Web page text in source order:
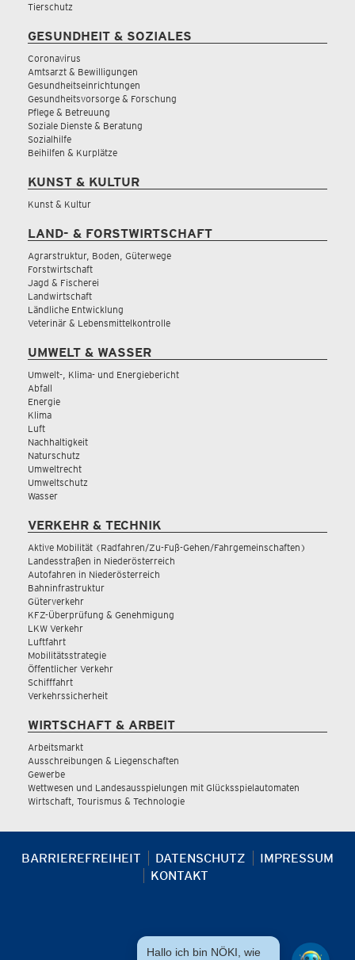
Tierschutz
GESUNDHEIT & SOZIALES
Coronavirus
Amtsarzt & Bewilligungen
Gesundheitseinrichtungen
Gesundheitsvorsorge & Forschung
Pflege & Betreuung
Soziale Dienste & Beratung
Sozialhilfe
Beihilfen & Kurplätze
KUNST & KULTUR
Kunst & Kultur
LAND- & FORSTWIRTSCHAFT
Agrarstruktur, Boden, Güterwege
Forstwirtschaft
Jagd & Fischerei
Landwirtschaft
Ländliche Entwicklung
Veterinär & Lebensmittelkontrolle
UMWELT & WASSER
Umwelt-, Klima- und Energiebericht
Abfall
Energie
Klima
Luft
Nachhaltigkeit
Naturschutz
Umweltrecht
Umweltschutz
Wasser
VERKEHR & TECHNIK
Aktive Mobilität (Radfahren/Zu-Fuß-Gehen/Fahrgemeinschaften)
Landesstraßen in Niederösterreich
Autofahren in Niederösterreich
Bahninfrastruktur
Güterverkehr
KFZ-Überprüfung & Genehmigung
LKW Verkehr
Luftfahrt
Mobilitätsstrategie
Öffentlicher Verkehr
Schifffahrt
Verkehrssicherheit
WIRTSCHAFT & ARBEIT
Arbeitsmarkt
Ausschreibungen & Liegenschaften
Gewerbe
Wettwesen und Landesausspielungen mit Glücksspielautomaten
Wirtschaft, Tourismus & Technologie
BARRIEREFREIHEIT DATENSCHUTZ
IMPRESSUM
KONTAKT
Hallo ich bin NÖKI, wie